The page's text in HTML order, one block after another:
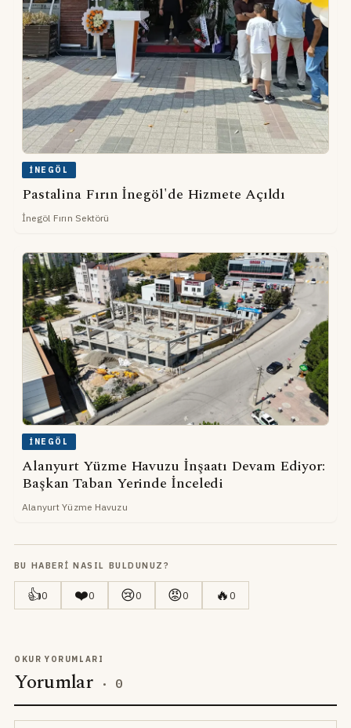
İNEGÖL
Pastalina Fırın İnegöl'de Hizmete Açıldı
İnegöl Fırın Sektörü
İNEGÖL
Alanyurt Yüzme Havuzu İnşaatı Devam Ediyor:
Başkan Taban Yerinde İnceledi
Alanyurt Yüzme Havuzu
BU HABERI NASIL BULDUNUZ?
👍0 ❤️0 😢0 😡0 🔥0
OKUR YORUMLARI
Yorumlar · 0